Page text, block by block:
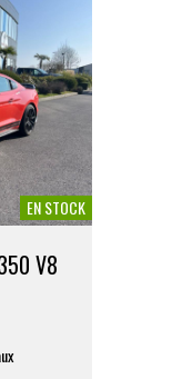
EN STOCK
V8